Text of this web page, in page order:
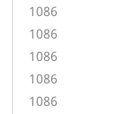
1086
1086
1086
1086
1086